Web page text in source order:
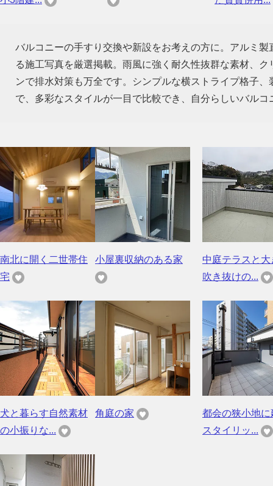
バルコニーの手すり交換や新設をお考えの方に。アルミ
る施工写真を厳選掲載。雨風に強く耐久性抜群な素材、
ンで排水対策も万全です。シンプルな横ストライプ格子
で、多彩なスタイルが一目で比較でき、自分らしいバルコ
南北に開く二世帯住
宅
小屋裏収納のある家
中庭テラスと大
吹き抜けの...
犬と暮らす自然素材
の小振りな...
角庭の家
都会の狭小地に
スタイリッ...